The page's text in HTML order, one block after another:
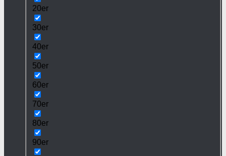
20er
30er
40er
50er
60er
70er
80er
90er